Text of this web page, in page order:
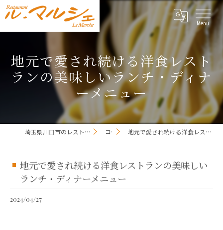
地元で愛され続ける洋食レスト
ランの美味しいランチ・ディナ
ーメニュー
埼玉県川口市のレストランならレストラン ル・マルシェ コラム 地元で愛され続ける洋食レストランの美味しいランチ・ディナーメニュー
地元で愛され続ける洋食レストランの美味しい
ランチ・ディナーメニュー
2024/04/27